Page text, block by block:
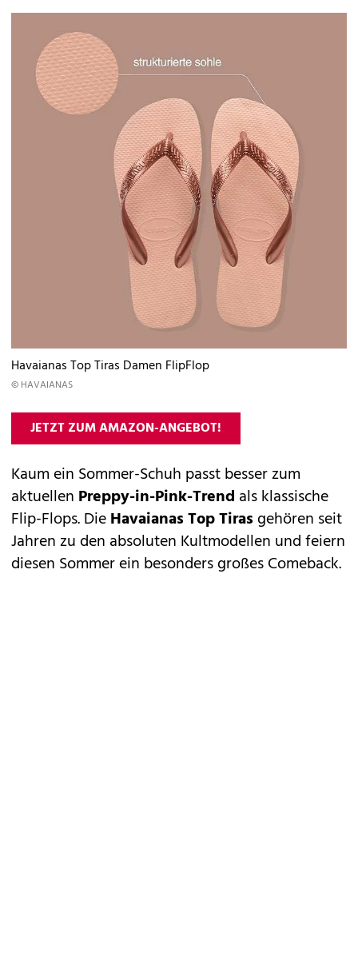
Havaianas Top Tiras Damen FlipFlop
© HAVAIANAS
JETZT ZUM AMAZON-ANGEBOT!
Kaum ein Sommer-Schuh passt besser zum
aktuellen Preppy-in-Pink-Trend als klassische
Flip-Flops. DieHavaianas Top Tirasgehören seit
Jahren zu den absoluten Kultmodellen und feiern
diesen Sommer ein besonders großes Comeback.